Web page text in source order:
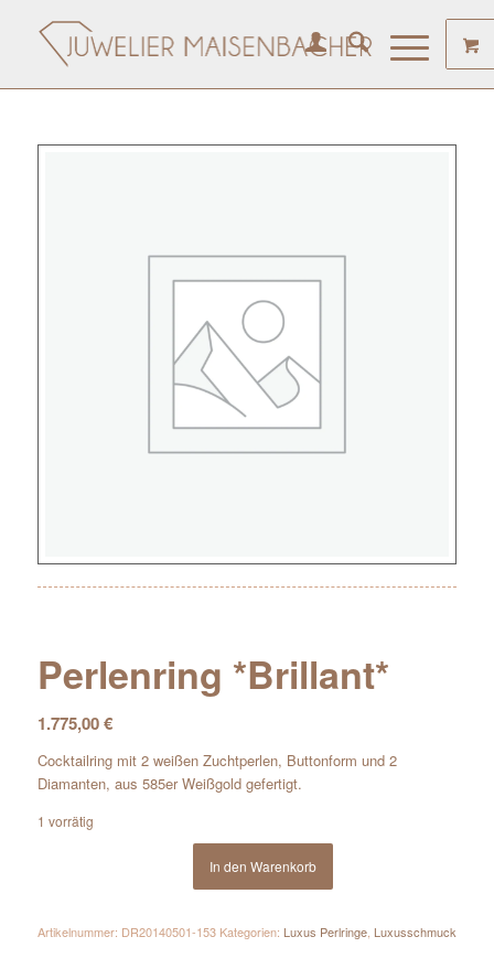
Perlenring *Brillant*
1.775,00€
Cocktailring mit 2 weißen Zuchtperlen, Buttonform und 2
Diamanten, aus 585er Weißgold gefertigt.
1 vorrätig
In den Warenkorb
Artikelnummer: DR20140501-153 Kategorien: Luxus Perlringe, Luxusschmuck